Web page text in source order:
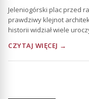
Jeleniogórski plac przed
prawdziwy klejnot
historii widział wiele
CZYTAJ WIĘCEJ →